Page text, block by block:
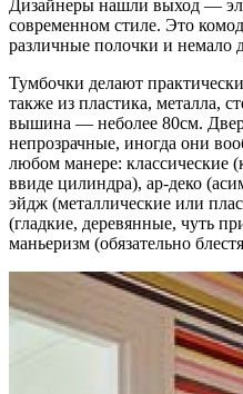
Дизайнеры нашли выход —
современном стиле. Это
различные полочки и немало
Тумбочки делают
также из пластика, металла,
вышина — неболее 80см.
непрозрачные, иногда они
любом манере: классические
ввиде цилиндра), ар-деко
эйдж (металлические или
(гладкие, деревянные, чуть
маньеризм (обязательно